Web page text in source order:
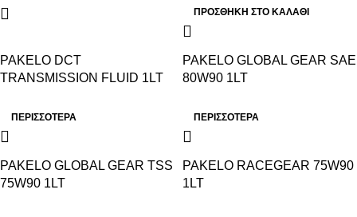
ΠΡΟΣΘΉΚΗ ΣΤΟ ΚΑΛΆΘΙ
PAKELO DCT
TRANSMISSION FLUID 1LT
ΠΕΡΙΣΣΟΤΕΡΑ
PAKELO GLOBAL GEAR SAE
80W90 1LT
ΠΕΡΙΣΣΟΤΕΡΑ
PAKELO GLOBAL GEAR TSS
75W90 1LT
PAKELO RACEGEAR 75W90
1LT